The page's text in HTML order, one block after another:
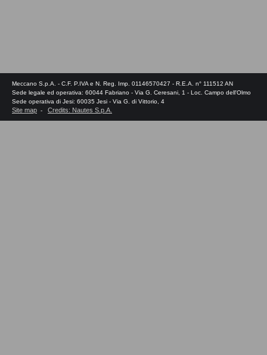
Meccano S.p.A. - C.F. P.IVA e N. Reg. Imp. 01146570427 - R.E.A. n° 111512 AN
Sede legale ed operativa: 60044 Fabriano - Via G. Ceresani, 1 - Loc. Campo dell'Olmo
Sede operativa di Jesi: 60035 Jesi - Via G. di Vittorio, 4
Site map - Credits: Nautes S.p.A.